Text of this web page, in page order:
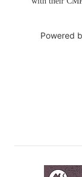
Powered